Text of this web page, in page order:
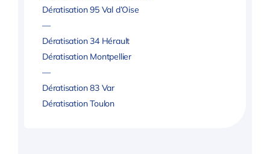
Dératisation 95 Val d’Oise
—
Dératisation 34 Hérault
Dératisation Montpellier
—
Dératisation 83 Var
Dératisation Toulon